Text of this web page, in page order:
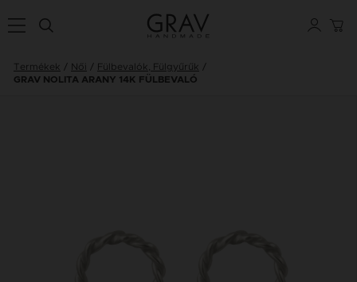
Termékek Női Fülbevalók, Fülgyűrűk
GRAV NOLITA ARANY 14K FÜLBEVALÓ